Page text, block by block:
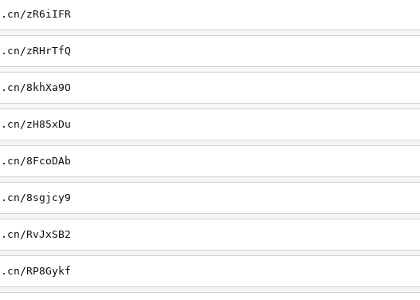
zR6iIFR
zRHrTfQ
8khXa9O
zH85xDu
8FcoDAb
8sgjcy9
RvJxSB2
RP8Gykf